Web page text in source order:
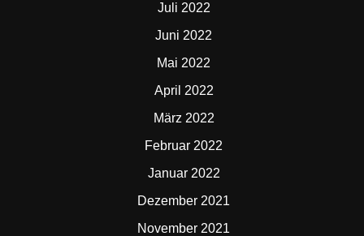
Juli 2022
Juni 2022
Mai 2022
April 2022
März 2022
Februar 2022
Januar 2022
Dezember 2021
November 2021